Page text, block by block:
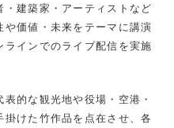
・建築家・アーティストなど
価値・未来をテーマに講演
ラインでのライブ配信を実施
的な観光地や役場・空港・
けた竹作品を点在させ、各